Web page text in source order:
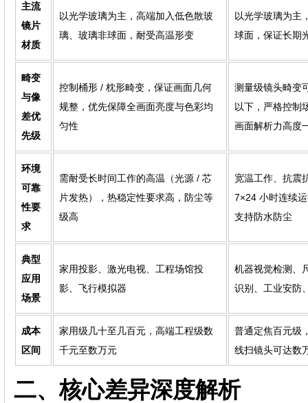
主流
镜片
材质
以光学玻璃为主，高端加入低色散玻
璃、玻璃非球面，耐受高温形变
以光学玻璃为主
球面，保证长期
畸变
与像
差优
先级
控制桶形 / 枕形畸变，保证画面几何
规整，优先保障全画面亮度与色彩均
匀性
测量级镜头畸变
以下，严格控制
画面解析力高度
环境
可靠
性要
求
需耐受长时间工作的高温（光源 / 芯
片发热），热稳定性要求高，防尘等
级高
宽温工作、抗震
7×24 小时连续
支持防水防尘
典型
应用
场景
家用投影、激光电视、工程场馆投
影、飞行模拟器
机器视觉检测、
识别、工业安防
成本
区间
家用级几十至几百元，高端工程级数
千元至数万元
普通定焦百元级
线扫镜头可达数
二、核心差异深度解析